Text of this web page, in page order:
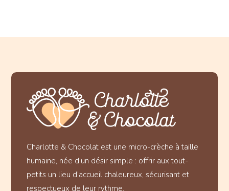
Charlotte & Chocolat est une micro-crèche à taille
humaine, née d’un désir simple : offrir aux tout-
petits un lieu d’accueil chaleureux, sécurisant et
respectueux de leur rythme.